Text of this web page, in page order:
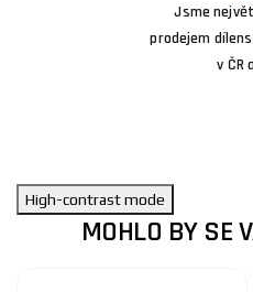
Jsme
prodejem
v ČR
High-contrast mode
MOHLO BY SE